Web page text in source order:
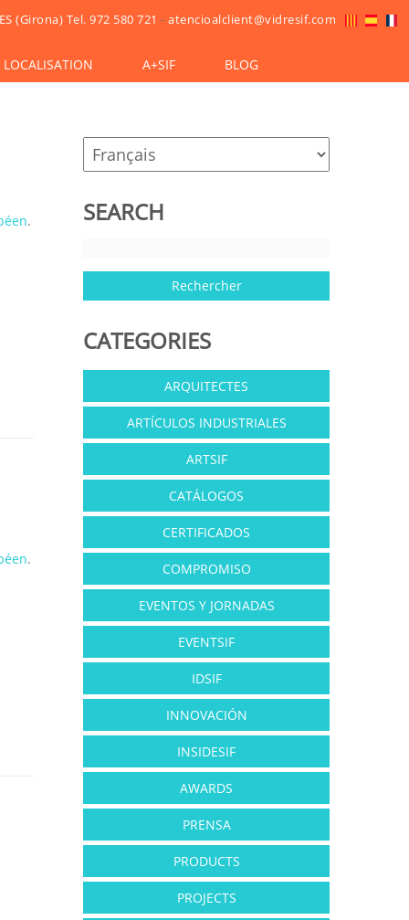
(Girona) Tel. 972 580 721 -atencioalclient@vidresif.com
LOCALISATION A+SIF BLOG
.
.
SEARCH
CATEGORIES
ARQUITECTES
ARTÍCULOS INDUSTRIALES
ARTSIF
CATÁLOGOS
CERTIFICADOS
COMPROMISO
EVENTOS Y JORNADAS
EVENTSIF
IDSIF
INNOVACIÓN
INSIDESIF
AWARDS
PRENSA
PRODUCTS
PROJECTS